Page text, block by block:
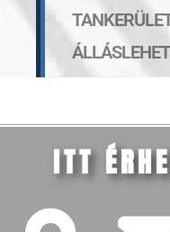
ITT